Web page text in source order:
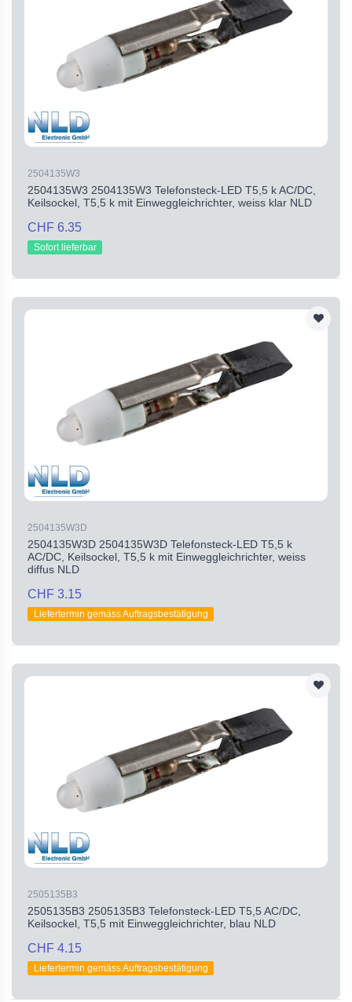
2504135W3
2504135W3 2504135W3 Telefonsteck-LED T5,5 k AC/DC,
Keilsockel, T5,5 k mit Einweggleichrichter, weiss klar NLD
CHF 6.35
Sofort lieferbar
2504135W3D
2504135W3D 2504135W3D Telefonsteck-LED T5,5 k
AC/DC, Keilsockel, T5,5 k mit Einweggleichrichter, weiss
diffus NLD
CHF 3.15
Liefertermin gemäss Auftragsbestätigung
2505135B3
2505135B3 2505135B3 Telefonsteck-LED T5,5 AC/DC,
Keilsockel, T5,5 mit Einweggleichrichter, blau NLD
CHF 4.15
Liefertermin gemäss Auftragsbestätigung